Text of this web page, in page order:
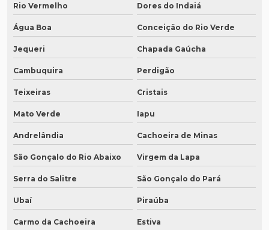
Rio Vermelho Dores do Indaiá
Água Boa Conceição do Rio Verde
Jequeri Chapada Gaúcha
Cambuquira Perdigão
Teixeiras Cristais
Mato Verde Iapu
Andrelândia Cachoeira de Minas
São Gonçalo do Rio Abaixo Virgem da Lapa
Serra do Salitre São Gonçalo do Pará
Ubaí Piraúba
Carmo da Cachoeira Estiva